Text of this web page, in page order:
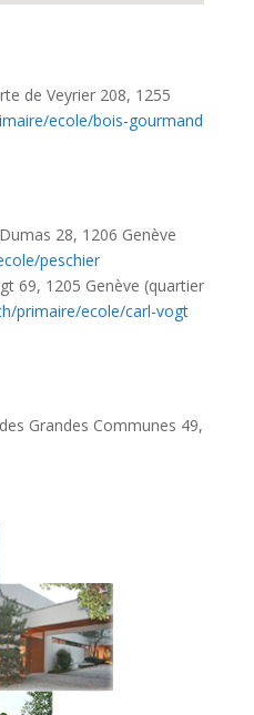
de Veyrier 208, 1255
ecole/bois-gourmand
28, 1206 Genève
peschier
69, 1205 Genève (quartier
primaire/ecole/carl-vogt
Grandes Communes 49,